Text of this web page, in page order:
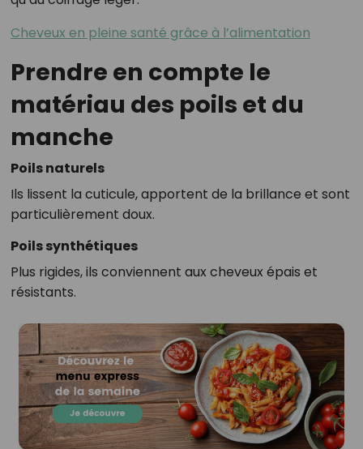
Cheveux en pleine santé grâce à l’alimentation
Prendre en compte le
matériau des poils et du
manche
Poils naturels
Ils lissent la cuticule, apportent de la brillance et sont
particulièrement doux.
Poils synthétiques
Plus rigides, ils conviennent aux cheveux épais et
résistants.